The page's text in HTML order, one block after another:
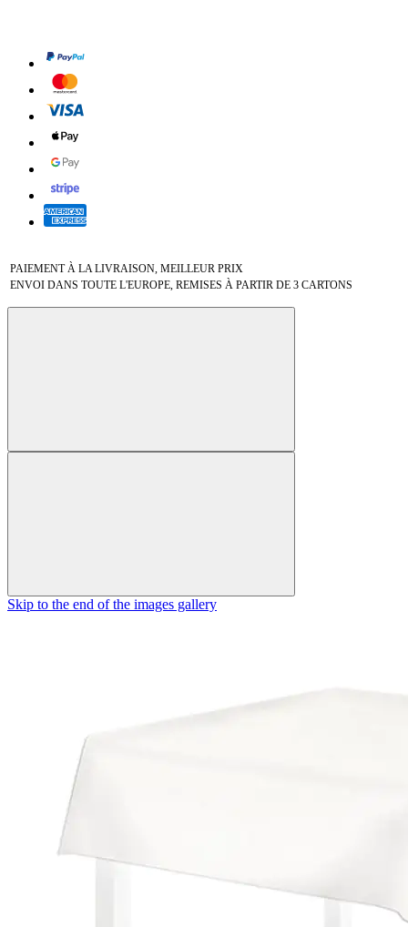
PAIEMENT À LA LIVRAISON, MEILLEUR PRIX
ENVOI DANS TOUTE L'EUROPE, REMISES À PARTIR DE 3 CARTONS
Skip to the end of the images gallery